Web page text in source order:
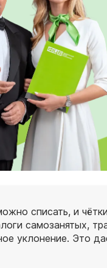
списать, и
самозанятых,
уклонение. Это